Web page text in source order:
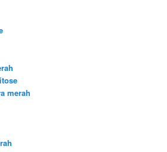
merah